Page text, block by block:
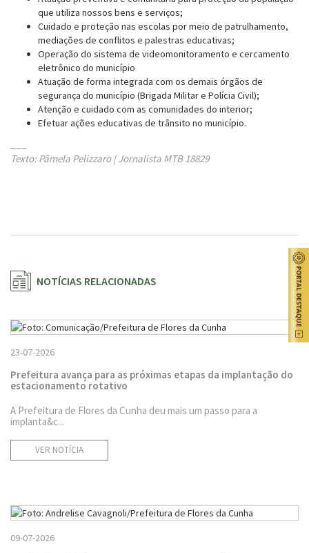
que utiliza nossos bens e serviços;
Cuidado e proteção nas escolas por meio de patrulhamento,
mediações de conflitos e palestras educativas;
Operação do sistema de videomonitoramento e cercamento
eletrônico do município
Atuação de forma integrada com os demais órgãos de
segurança do município (Brigada Militar e Polícia Civil);
Atenção e cuidado com as comunidades do interior;
Efetuar ações educativas de trânsito no município.
Texto: Pâmela Pelizzaro | Jornalista MTB 18829
NOTÍCIAS RELACIONADAS
23-07-2026
Prefeitura avança para as próximas etapas da implantação do
estacionamento rotativo
A Prefeitura de Flores da Cunha deu mais um passo para a
implanta&c...
VER NOTÍCIA
09-07-2026